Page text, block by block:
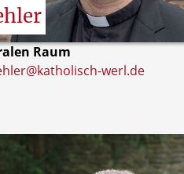
Raum
werl.de